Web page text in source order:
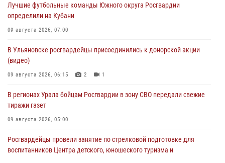
Лучшие футбольные команды Южного округа Росгвардии
определили на Кубани
09 августа 2026, 07:00
В Ульяновске росгвардейцы присоединились к донорской акции
(видео)
09 августа 2026, 06:15 2 1
В регионах Урала бойцам Росгвардии в зону СВО передали свежие
тиражи газет
09 августа 2026, 05:00
Росгвардейцы провели занятие по стрелковой подготовке для
воспитанников Центра детского, юношеского туризма и